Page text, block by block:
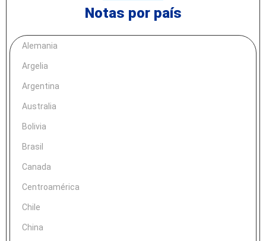
Notas por país
Alemania
Argelia
Argentina
Australia
Bolivia
Brasil
Canada
Centroamérica
Chile
China